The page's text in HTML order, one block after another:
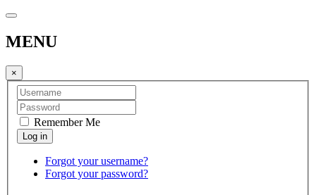
MENU
×
Remember Me
Forgot your username?
Forgot your password?